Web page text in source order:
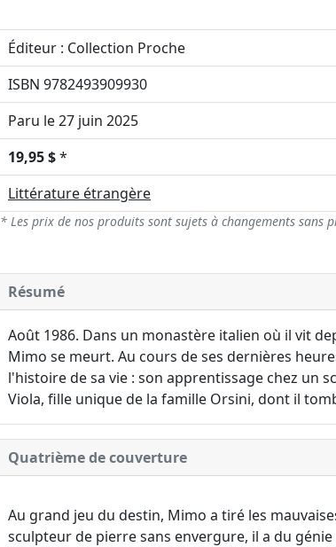
Éditeur : Collection Proche
ISBN 9782493909930
Paru le 27 juin 2025
19,95 $*
Littérature étrangère
* Les prix de nos produits sont sujets à changements sans
Résumé
Août 1986. Dans un monastère italien où il vit
Mimo se meurt. Au cours de ses dernières
l'histoire de sa vie : son apprentissage chez un
Viola, fille unique de la famille Orsini, dont il
Quatrième de couverture
Au grand jeu du destin, Mimo a tiré les
sculpteur de pierre sans envergure, il a du